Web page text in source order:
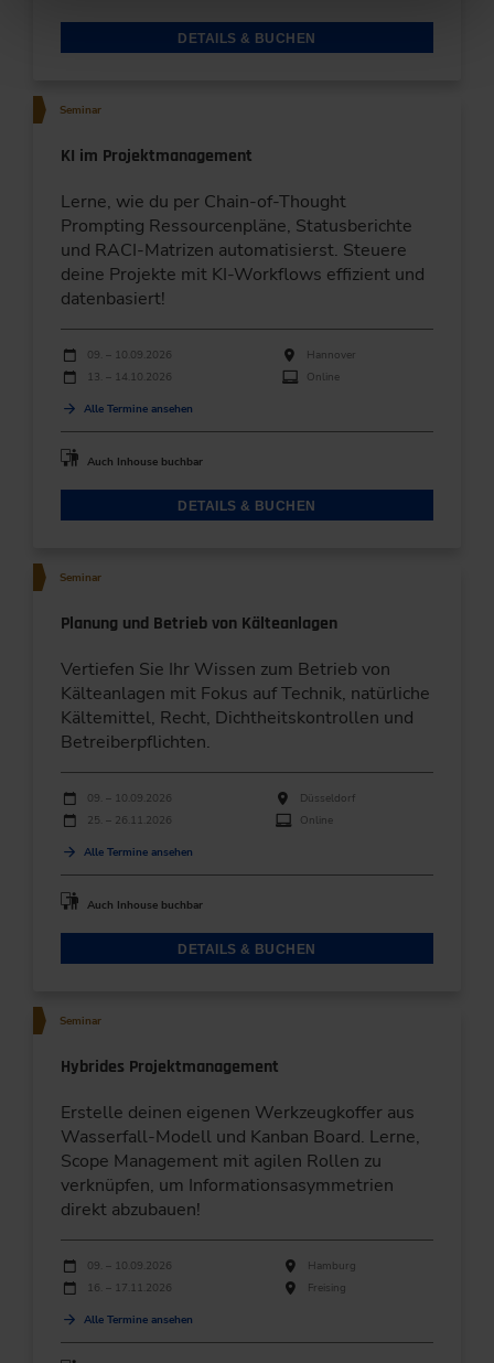
DETAILS & BUCHEN
Seminar
KI im Projektmanagement
Lerne, wie du per Chain-of-Thought
Prompting Ressourcenpläne, Statusberichte
und RACI-Matrizen automatisierst. Steuere
deine Projekte mit KI-Workflows effizient und
datenbasiert!
Durchführungen
Veranstaltungsdatum
09. – 10.09.2026
Hannover
13. – 14.10.2026
Online
Alle Termine ansehen
Auch Inhouse buchbar
DETAILS & BUCHEN
Seminar
Planung und Betrieb von Kälteanlagen
Vertiefen Sie Ihr Wissen zum Betrieb von
Kälteanlagen mit Fokus auf Technik, natürliche
Kältemittel, Recht, Dichtheitskontrollen und
Betreiberpflichten.
Durchführungen
Veranstaltungsdatum
09. – 10.09.2026
Düsseldorf
25. – 26.11.2026
Online
Alle Termine ansehen
Auch Inhouse buchbar
DETAILS & BUCHEN
Seminar
Hybrides Projektmanagement
Erstelle deinen eigenen Werkzeugkoffer aus
Wasserfall-Modell und Kanban Board. Lerne,
Scope Management mit agilen Rollen zu
verknüpfen, um Informationsasymmetrien
direkt abzubauen!
Durchführungen
Veranstaltungsdatum
09. – 10.09.2026
Hamburg
16. – 17.11.2026
Freising
Alle Termine ansehen